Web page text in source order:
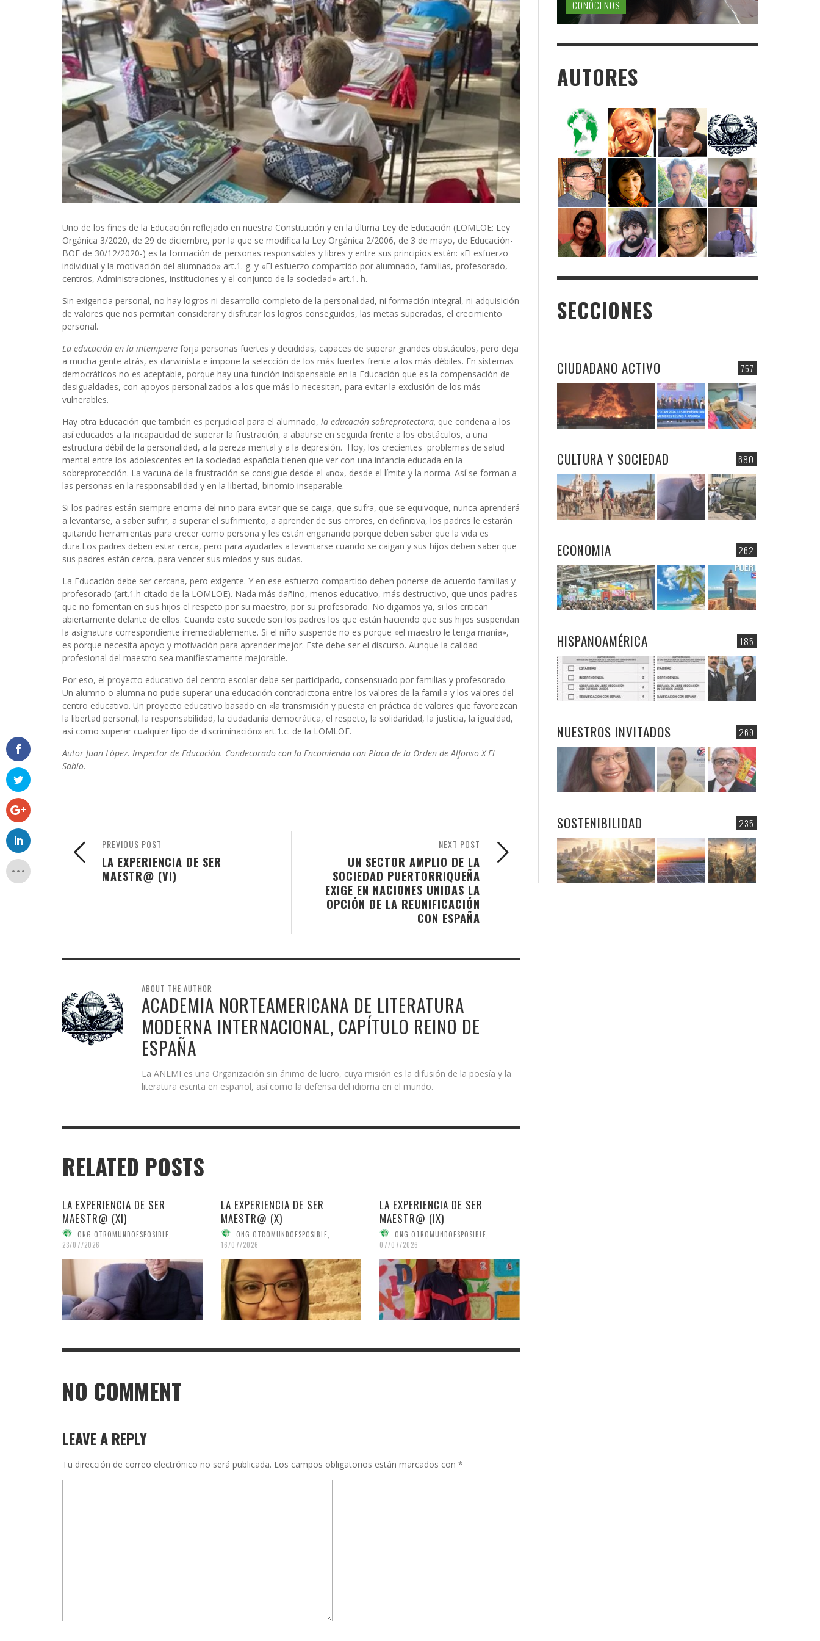
Uno de los fines de la Educación reflejado en nuestra Constitución y en la última Ley de Educación (LOMLOE: Ley
Orgánica 3/2020, de 29 de diciembre, por la que se modifica la Ley Orgánica 2/2006, de 3 de mayo, de Educación-
BOE de 30/12/2020-) es la formación de personas responsables y libres y entre sus principios están: «El esfuerzo
individual y la motivación del alumnado» art.1. g. y «El esfuerzo compartido por alumnado, familias, profesorado,
centros, Administraciones, instituciones y el conjunto de la sociedad» art.1. h.
Sin exigencia personal, no hay logros ni desarrollo completo de la personalidad, ni formación integral, ni adquisición
de valores que nos permitan considerar y disfrutar los logros conseguidos, las metas superadas, el crecimiento
personal.
La educación en la intemperie forja personas fuertes y decididas, capaces de superar grandes obstáculos, pero deja
a mucha gente atrás, es darwinista e impone la selección de los más fuertes frente a los más débiles. En sistemas
democráticos no es aceptable, porque hay una función indispensable en la Educación que es la compensación de
desigualdades, con apoyos personalizados a los que más lo necesitan, para evitar la exclusión de los más
vulnerables.
Hay otra Educación que también es perjudicial para el alumnado, la educación sobreprotectora, que condena a los
así educados a la incapacidad de superar la frustración, a abatirse en seguida frente a los obstáculos, a una
estructura débil de la personalidad, a la pereza mental y a la depresión. Hoy, los crecientes problemas de salud
mental entre los adolescentes en la sociedad española tienen que ver con una infancia educada en la
sobreprotección. La vacuna de la frustración se consigue desde el «no», desde el límite y la norma. Así se forman a
las personas en la responsabilidad y en la libertad, binomio inseparable.
Si los padres están siempre encima del niño para evitar que se caiga, que sufra, que se equivoque, nunca aprenderá
a levantarse, a saber sufrir, a superar el sufrimiento, a aprender de sus errores, en definitiva, los padres le estarán
quitando herramientas para crecer como persona y les están engañando porque deben saber que la vida es
dura.Los padres deben estar cerca, pero para ayudarles a levantarse cuando se caigan y sus hijos deben saber que
sus padres están cerca, para vencer sus miedos y sus dudas.
La Educación debe ser cercana, pero exigente. Y en ese esfuerzo compartido deben ponerse de acuerdo familias y
profesorado (art.1.h citado de la LOMLOE). Nada más dañino, menos educativo, más destructivo, que unos padres
que no fomentan en sus hijos el respeto por su maestro, por su profesorado. No digamos ya, si los critican
abiertamente delante de ellos. Cuando esto sucede son los padres los que están haciendo que sus hijos suspendan
la asignatura correspondiente irremediablemente. Si el niño suspende no es porque «el maestro le tenga manía»,
es porque necesita apoyo y motivación para aprender mejor. Este debe ser el discurso. Aunque la calidad
profesional del maestro sea manifiestamente mejorable.
Por eso, el proyecto educativo del centro escolar debe ser participado, consensuado por familias y profesorado.
Un alumno o alumna no pude superar una educación contradictoria entre los valores de la familia y los valores del
centro educativo. Un proyecto educativo basado en «la transmisión y puesta en práctica de valores que favorezcan
la libertad personal, la responsabilidad, la ciudadanía democrática, el respeto, la solidaridad, la justicia, la igualdad,
así como superar cualquier tipo de discriminación» art.1.c. de la LOMLOE.
Autor Juan López. Inspector de Educación. Condecorado con la Encomienda con Placa de la Orden de Alfonso X El
Sabio.
NEXT POST
UN SECTOR AMPLIO DE LA
SOCIEDAD PUERTORRIQUEÑA
EXIGE EN NACIONES UNIDAS LA
OPCIÓN DE LA REUNIFICACIÓN
CON ESPAÑA
PREVIOUS POST
LA EXPERIENCIA DE SER
MAESTR@ (VI)
ABOUT THE AUTHOR
ACADEMIA NORTEAMERICANA DE LITERATURA
MODERNA INTERNACIONAL, CAPÍTULO REINO DE
ESPAÑA
La ANLMI es una Organización sin ánimo de lucro, cuya misión es la difusión de la poesía y la
literatura escrita en español, así como la defensa del idioma en el mundo.
RELATED POSTS
LA EXPERIENCIA DE SER
MAESTR@ (XI)
ONG OTROMUNDOESPOSIBLE
23/07/2026
LA EXPERIENCIA DE SER
MAESTR@ (X)
ONG OTROMUNDOESPOSIBLE
16/07/2026
LA EXPERIENCIA DE SER
MAESTR@ (IX)
ONG OTROMUNDOESPOSIBLE
07/07/2026
NO COMMENT
LEAVE A REPLY
Tu dirección de correo electrónico no será publicada. Los campos obligatorios están marcados con *
CONÓCENOS
AUTORES
SECCIONES
757
CIUDADANO ACTIVO
680
CULTURA Y SOCIEDAD
262
ECONOMIA
185
HISPANOAMÉRICA
269
NUESTROS INVITADOS
235
SOSTENIBILIDAD